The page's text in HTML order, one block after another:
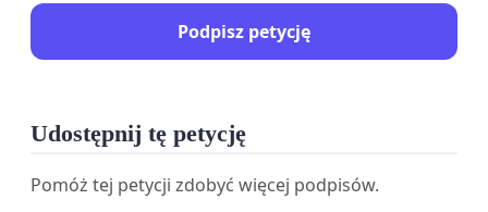
Zarządzeniem 58 Generalnego Dyrektora Lasów
Państwowych. Kompleksy leśne Nadleśnictwa
zurbanizowanych, intensywnie zabudowanych i
zaludnionych, a jednocześnie uszkodzonych przez
przemysł. Lasy Nadleśnictwa Kobiór stanowią
Podpisz petycję
Udostępnij tę petycję
Pomóż tej petycji zdobyć więcej podpisów.